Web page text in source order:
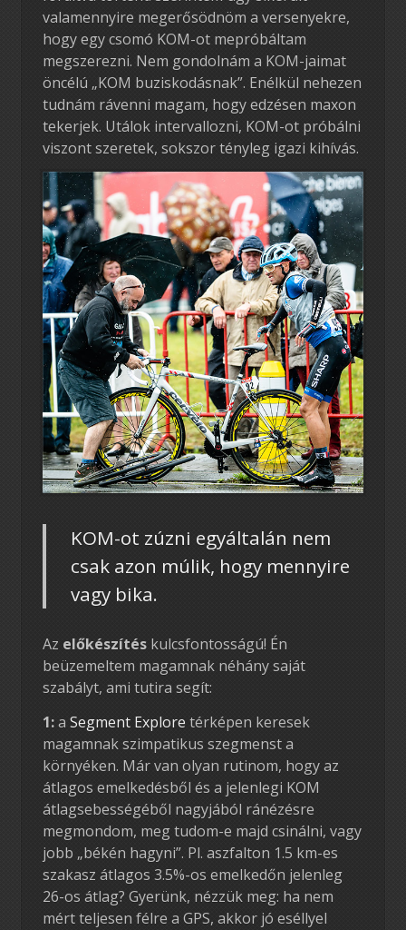
valamennyire megerősödnöm a versenyekre,
hogy egy csomó KOM-ot mepróbáltam
megszerezni. Nem gondolnám a KOM-jaimat
öncélú „KOM buziskodásnak”. Enélkül nehezen
tudnám rávenni magam, hogy edzésen maxon
tekerjek. Utálok intervallozni, KOM-ot próbálni
viszont szeretek, sokszor tényleg igazi kihívás.
KOM-ot zúzni egyáltalán nem
csak azon múlik, hogy mennyire
vagy bika.
Az előkészítéskulcsfontosságú! Én
beüzemeltem magamnak néhány saját
szabályt, ami tutira segít:
1:a Segment Explore térképen keresek
magamnak szimpatikus szegmenst a
környéken. Már van olyan rutinom, hogy az
átlagos emelkedésből és a jelenlegi KOM
átlagsebességéből nagyjából ránézésre
megmondom, meg tudom-e majd csinálni, vagy
jobb „békén hagyni”. Pl. aszfalton 1.5 km-es
szakasz átlagos 3.5%-os emelkedőn jelenleg
26-os átlag? Gyerünk, nézzük meg: ha nem
mért teljesen félre a GPS, akkor jó eséllyel